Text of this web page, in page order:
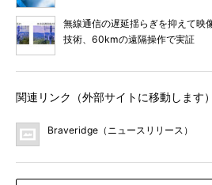
無線通信の遅延揺らぎを抑えて映
技術、60kmの遠隔操作で実証
関連リンク（外部サイトに移動します）
Braveridge（ニュースリリース）